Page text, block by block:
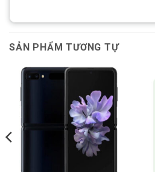
SẢN PHẨM TƯƠNG TỰ